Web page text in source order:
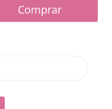
Comprar